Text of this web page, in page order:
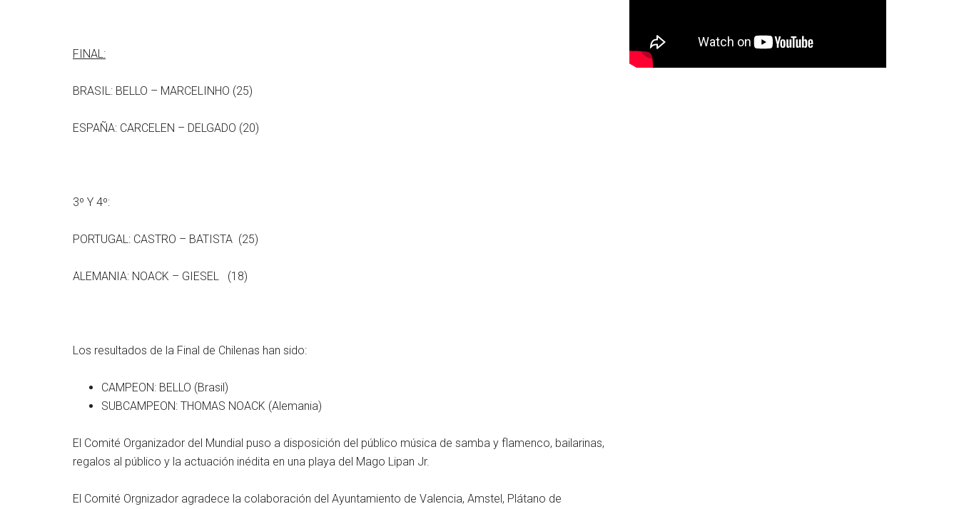
FINAL:
BRASIL: BELLO – MARCELINHO (25)
ESPAÑA: CARCELEN – DELGADO (20)
3º Y 4º:
PORTUGAL: CASTRO – BATISTA (25)
ALEMANIA: NOACK – GIESEL (18)
Los resultados de la Final de Chilenas han sido:
CAMPEON: BELLO (Brasil)
SUBCAMPEON: THOMAS NOACK (Alemania)
El Comité Organizador del Mundial puso a disposición del público música de samba y flamenco, bailarinas,
regalos al público y la actuación inédita en una playa del Mago Lipan Jr.
El Comité Orgnizador agradece la colaboración del Ayuntamiento de Valencia, Amstel, Plátano de